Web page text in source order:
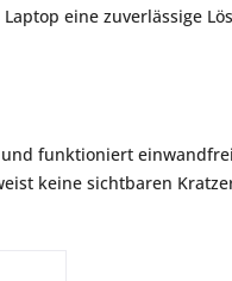
eine zuverlässige
funktioniert
keine sichtbaren